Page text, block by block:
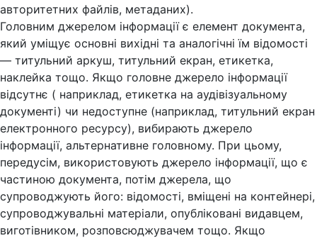
авторитетних файлів, метаданих).
Головним джерелом інформації є елемент документа,
який уміщує основні вихідні та аналогічні їм відомості
— титульний аркуш, титульний екран, етикетка,
наклейка тощо. Якщо головне джерело інформації
відсутнє ( наприклад, етикетка на аудівізуальному
документі) чи недоступне (наприклад, титульний екран
електронного ресурсу), вибирають джерело
інформації, альтернативне головному. При цьому,
передусім, використовують джерело інформації, що є
частиною документа, потім джерела, що
супроводжують його: відомості, вміщені на контейнері,
супроводжувальні матеріали, опубліковані видавцем,
виготівником, розповсюджувачем тощо. Якщо